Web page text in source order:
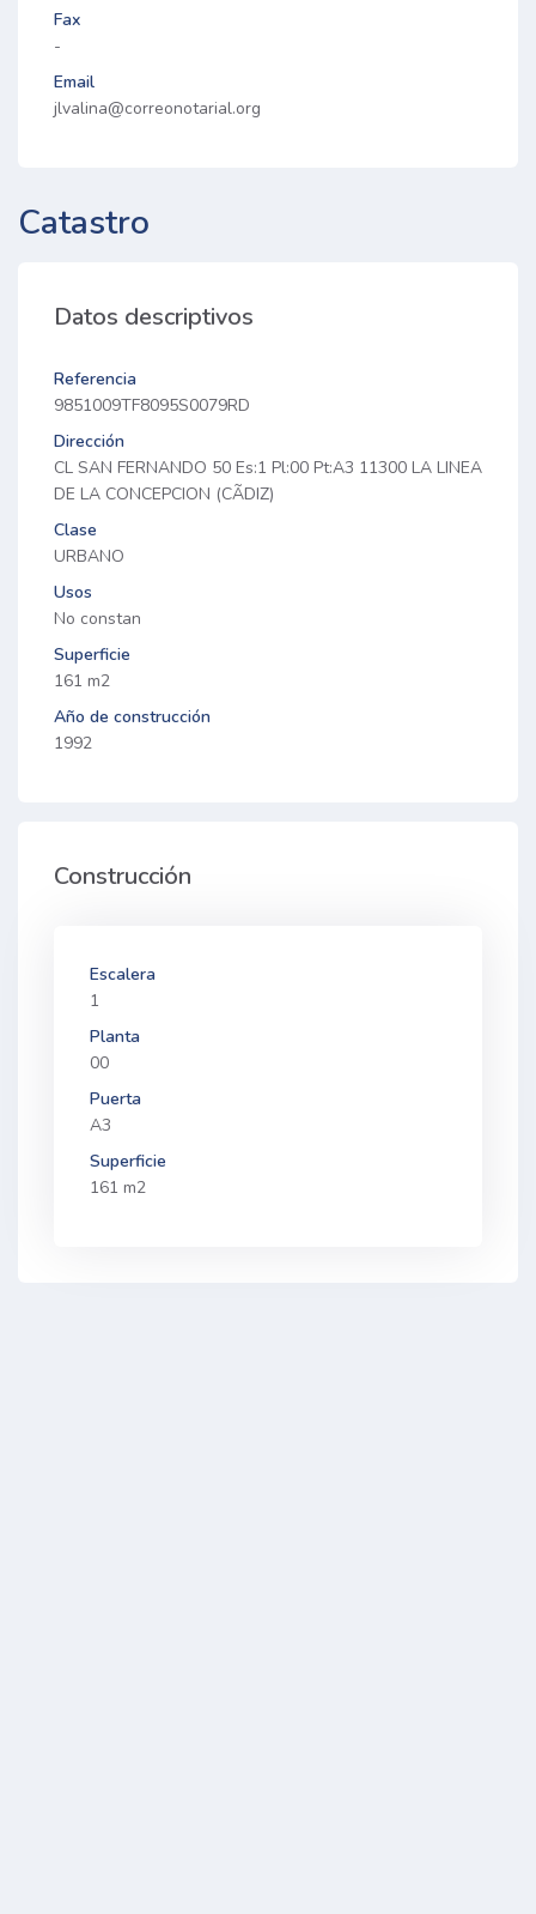
Fax
-
Email
jlvalina@correonotarial.org
Catastro
Datos descriptivos
Referencia
9851009TF8095S0079RD
Dirección
CL SAN FERNANDO 50 Es:1 Pl:00 Pt:A3 11300 LA LINEA
DE LA CONCEPCION (CÃDIZ)
Clase
URBANO
Usos
No constan
Superficie
161 m2
Año de construcción
1992
Construcción
Escalera
1
Planta
00
Puerta
A3
Superficie
161 m2